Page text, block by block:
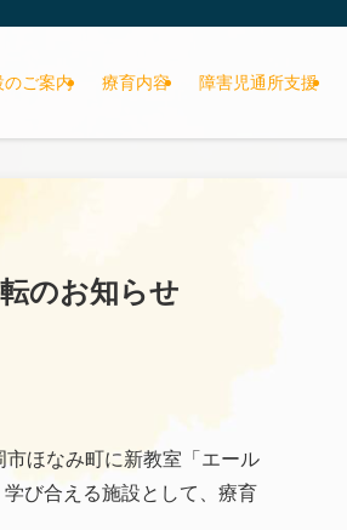
のご案内 療育内容 障害児通所支援
のお知らせ
ほなみ町に新教室「エール
び合える施設として、療育